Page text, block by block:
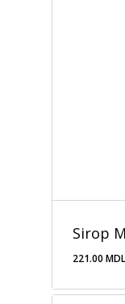
Sirop
221.00 MDL